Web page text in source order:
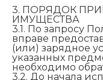
3. ПОРЯДОК
ИМУЩЕСТВА
3.1. По запросу
вправе
(или) зарядное
указанных
необходимо
3.2. До начала